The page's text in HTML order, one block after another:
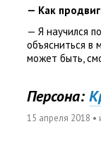
— Как
— Я научился
объясниться в
может быть,
Персона:
15 апреля 2018 •